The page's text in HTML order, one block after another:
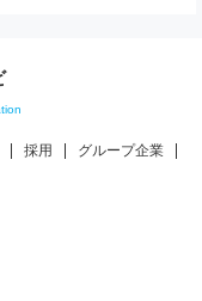
採用
グループ企業